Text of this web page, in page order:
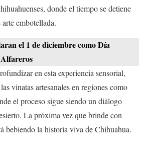
donde el tiempo se detiene
embotellada.
el 1 de diciembre como Día
en esta experiencia sensorial,
vinatas artesanales en regiones como
el proceso sigue siendo un diálogo
La próxima vez que brinde con
bebiendo la historia viva de Chihuahua.